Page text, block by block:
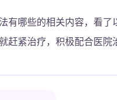
有哪些的相关内容，看
赶紧治疗，积极配合医